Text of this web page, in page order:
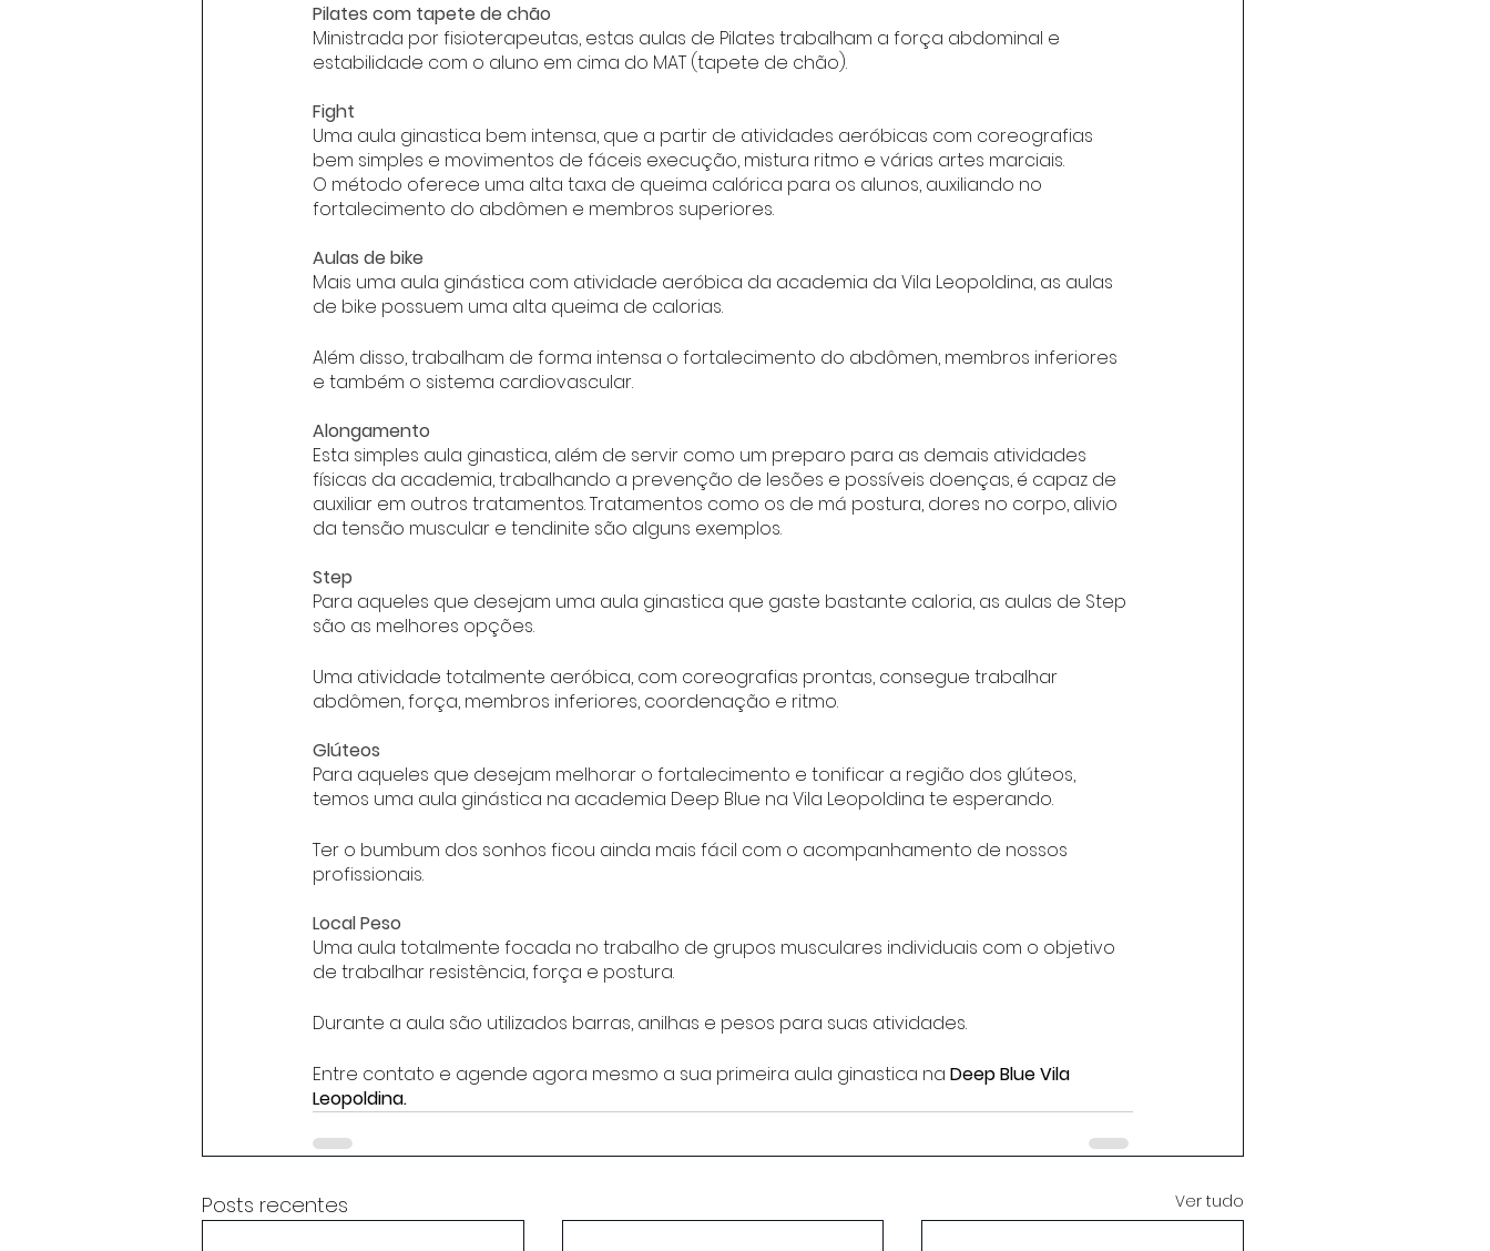
Pilates com tapete de chão
Ministrada por fisioterapeutas, estas aulas de Pilates trabalham a força abdominal e
estabilidade com o aluno em cima do MAT (tapete de chão).
Fight
Uma aula ginastica bem intensa, que a partir de atividades aeróbicas com coreografias
bem simples e movimentos de fáceis execução, mistura ritmo e várias artes marciais.
O método oferece uma alta taxa de queima calórica para os alunos, auxiliando no
fortalecimento do abdômen e membros superiores.
Aulas de bike
Mais uma aula ginástica com atividade aeróbica da academia da Vila Leopoldina, as aulas
de bike possuem uma alta queima de calorias.
Além disso, trabalham de forma intensa o fortalecimento do abdômen, membros inferiores
e também o sistema cardiovascular.
Alongamento
Esta simples aula ginastica, além de servir como um preparo para as demais atividades
físicas da academia, trabalhando a prevenção de lesões e possíveis doenças, é capaz de
auxiliar em outros tratamentos. Tratamentos como os de má postura, dores no corpo, alivio
da tensão muscular e tendinite são alguns exemplos.
Step
Para aqueles que desejam uma aula ginastica que gaste bastante caloria, as aulas de Step
são as melhores opções.
Uma atividade totalmente aeróbica, com coreografias prontas, consegue trabalhar
abdômen, força, membros inferiores, coordenação e ritmo.
Glúteos
Para aqueles que desejam melhorar o fortalecimento e tonificar a região dos glúteos,
temos uma aula ginástica na academia Deep Blue na Vila Leopoldina te esperando.
Ter o bumbum dos sonhos ficou ainda mais fácil com o acompanhamento de nossos
profissionais.
Local Peso
Uma aula totalmente focada no trabalho de grupos musculares individuais com o objetivo
de trabalhar resistência, força e postura.
Durante a aula são utilizados barras, anilhas e pesos para suas atividades.
Entre contato e agende agora mesmo a sua primeira aula ginastica na Deep Blue Vila
Leopoldina.
Posts recentes Ver tudo